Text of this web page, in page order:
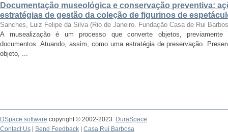
Documentação museológica e conservação preventiva:
estratégias de gestão da coleção de figurinos de
Sanches, Luiz Felipe da Silva (Rio de Janeiro. Fundação Casa de Rui
A musealização é um processo que converte objetos, previamente
documentos. Atuando, assim, como uma estratégia de preservação.
objeto, ...
DSpace software copyright © 2002-2023
DuraSpace
Contact Us
Send Feedback Casa Rui Barbosa